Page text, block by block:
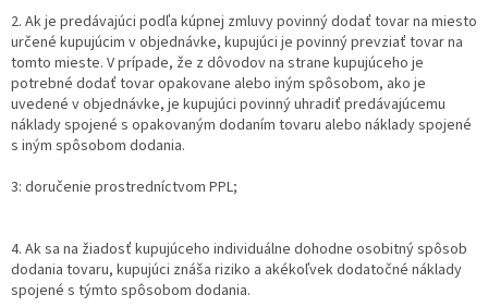
2. Ak je predávajúci podľa kúpnej zmluvy povinný dodať tovar na miesto
určené kupujúcim v objednávke, kupujúci je povinný prevziať tovar na
tomto mieste. V prípade, že z dôvodov na strane kupujúceho je
potrebné dodať tovar opakovane alebo iným spôsobom, ako je
uvedené v objednávke, je kupujúci povinný uhradiť predávajúcemu
náklady spojené s opakovaným dodaním tovaru alebo náklady spojené
s iným spôsobom dodania.
3: doručenie prostredníctvom PPL;
4. Ak sa na žiadosť kupujúceho individuálne dohodne osobitný spôsob
dodania tovaru, kupujúci znáša riziko a akékoľvek dodatočné náklady
spojené s týmto spôsobom dodania.